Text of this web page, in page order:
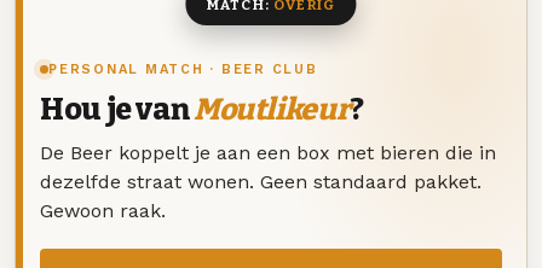
PERSONAL MATCH · BEER CLUB
Hou je vanMoutlikeur?
De Beer koppelt je aan een box met bieren die in
dezelfde straat wonen. Geen standaard pakket.
Gewoon raak.
MATCH: OVERIG